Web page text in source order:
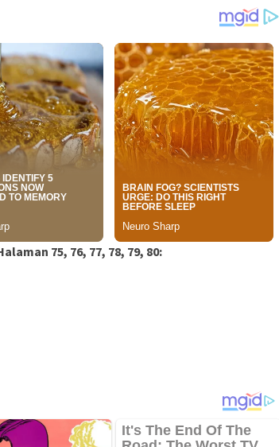
75, 76, 77, 78, 79, 80: